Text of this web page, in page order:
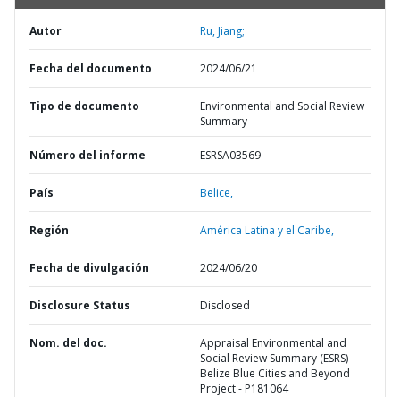
Autor Ru, Jiang;
Fecha del documento 2024/06/21
Tipo de documento
Environmental and Social Review
Summary
Número del informe ESRSA03569
País Belice,
Región América Latina y el Caribe,
Fecha de divulgación 2024/06/20
Disclosure Status Disclosed
Nom. del doc.
Appraisal Environmental and
Social Review Summary (ESRS) -
Belize Blue Cities and Beyond
Project - P181064